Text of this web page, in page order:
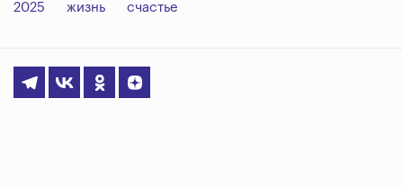
2025 жизнь счастье